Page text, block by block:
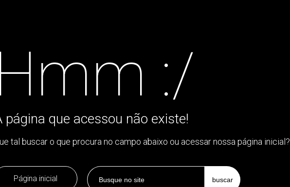
Hmm :/
página que acessou não existe!
tal buscar o que procura no campo abaixo ou acessar nossa página inicial?
Página inicial